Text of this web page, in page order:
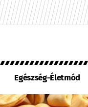
Egészség-Életmód